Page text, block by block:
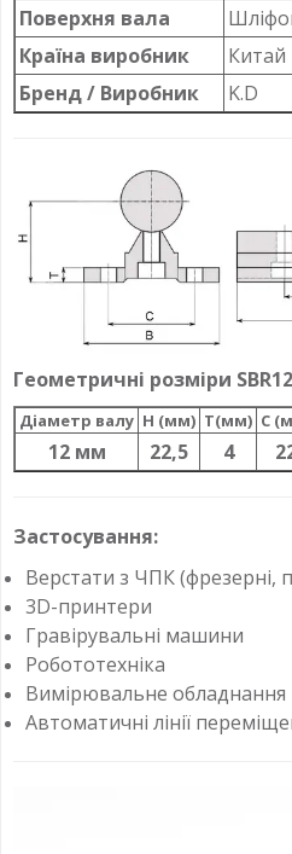
Поверхня вала
Країна виробник
Китай
Бренд / Виробник
K.D
Геометричні розміри
Діаметр валу H (мм) T(мм) C
12 мм 22,5 4
Застосування:
Верстати з ЧПК (фрезерні,
3D-принтери
Гравірувальні машини
Робототехніка
Вимірювальне обладнання
Автоматичні лінії